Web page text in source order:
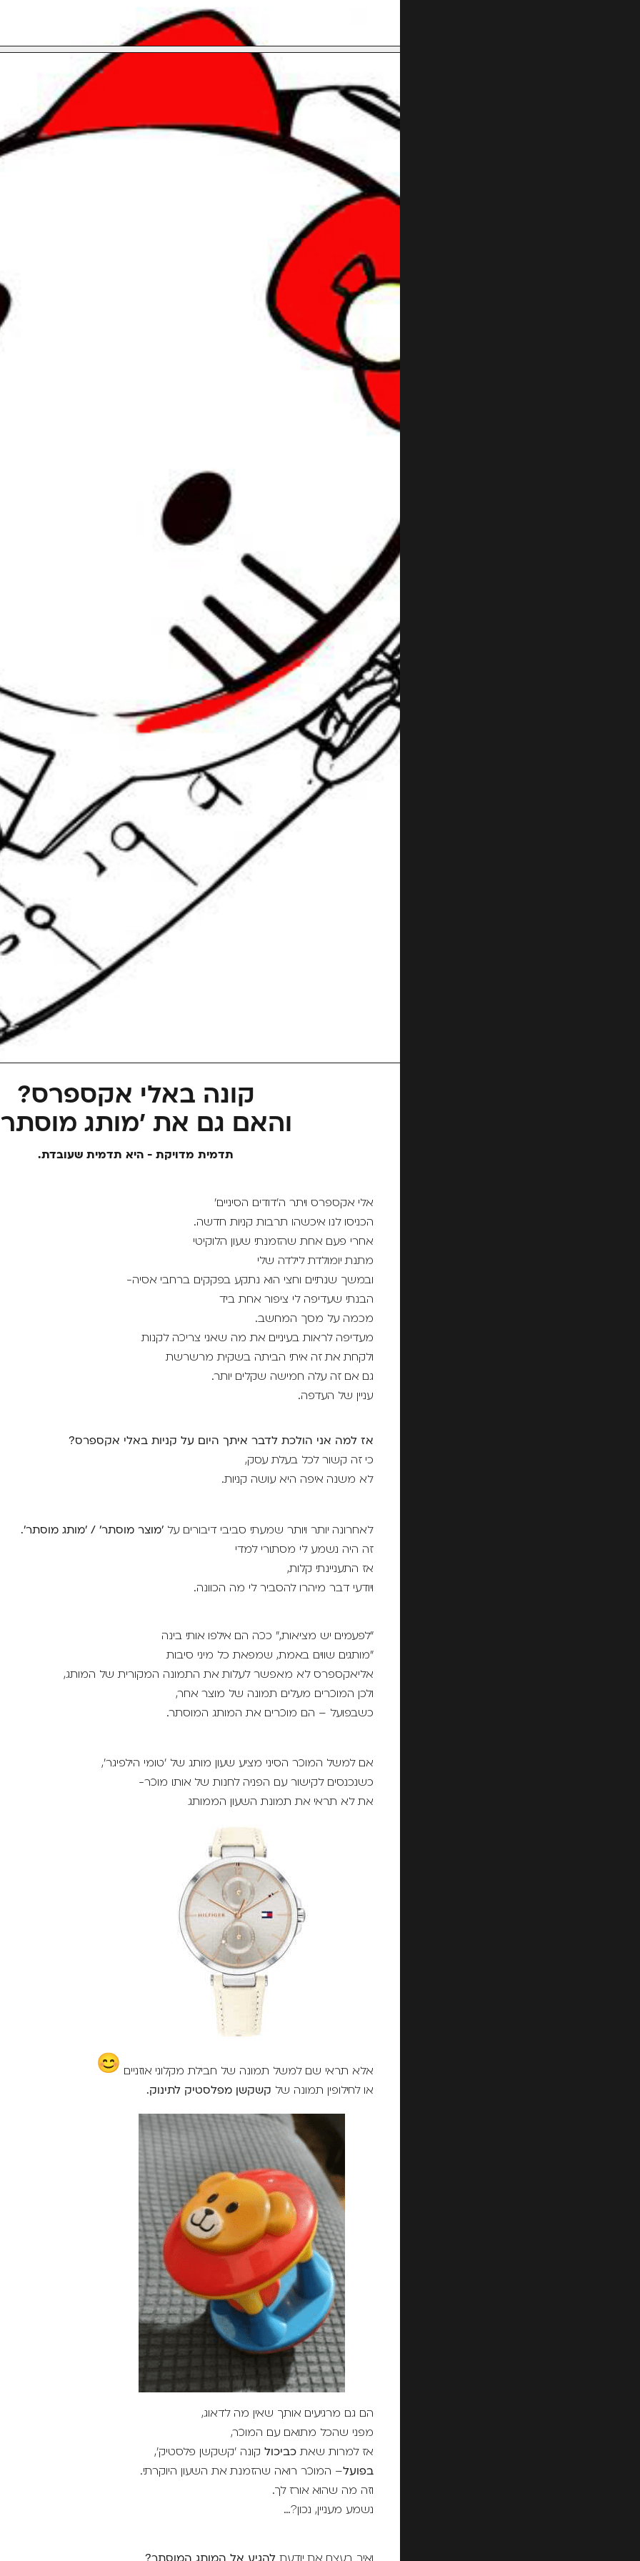
קונה באלי אקספרס?
והאם גם את 'מותג
תדמית מדויקת - היא תדמית שעובדת.
אלי אקספרס ויתר ה'דודים הסיניים'
הכניסו לנו איכשהו תרבות קניות חדשה.
אחרי פעם אחת שהזמנתי שעון הלוקיטי
מתנת יומולדת לילדה שלי
ובמשך שנתיים וחצי הוא נתקע בפקקים ברחבי אסיה-
הבנתי שעדיפה לי ציפור אחת ביד
מכמה על מסך המחשב.
מעדיפה לראות בעיניים את מה שאני צריכה לקנות
ולקחת את זה איתי הביתה בשקית מרשרשת
גם אם זה עלה חמישה שקלים יותר.
עניין של העדפה.
אז למה אני הולכת לדבר איתך היום על קניות באלי אקספרס?
כי זה קשור לכל בעלת עסק,
לא משנה איפה היא עושה קניות.
לאחרונה יותר ויותר שמעתי סביבי דיבורים על 'מוצר מוסתר' / 'מותג מוסתר'.
זה היה נשמע לי מסתורי למדי
אז התעניינתי קלות,
ויודעי דבר מיהרו להסביר לי מה הכוונה.
"לפעמים יש מציאות," ככה הם אילפו אותי בינה
"מותגים שווים באמת, שמפאת כל מיני סיבות
אליאקספרס לא מאפשר לעלות את התמונה המקורית של המותג,
ולכן המוכרים מעלים תמונה של מוצר אחר,
כשבפועל – הם מוכרים את המותג המוסתר.
אם למשל המוכר הסיני מציע שעון מותג של 'טומי הילפיגר',
כשנכנסים לקישור עם הפניה לחנות של אותו מוכר-
את לא תראי את תמונת השעון הממותג
אלא תראי שם למשל תמונה של חבילת מקלוני אוזניים
או לחילופין תמונה של קשקשן מפלסטיק לתינוק.
הם גם מרגיעים אותך שאין מה לדאוג,
מפני שהכל מתואם עם המוכר,
אז למרות שאת כביכולקונה 'קשקשן פלסטיק',
בפועל– המוכר רואה שהזמנת את השעון היוקרתי.
וזה מה שהוא אורז לך.
נשמע מעניין, נכון?…